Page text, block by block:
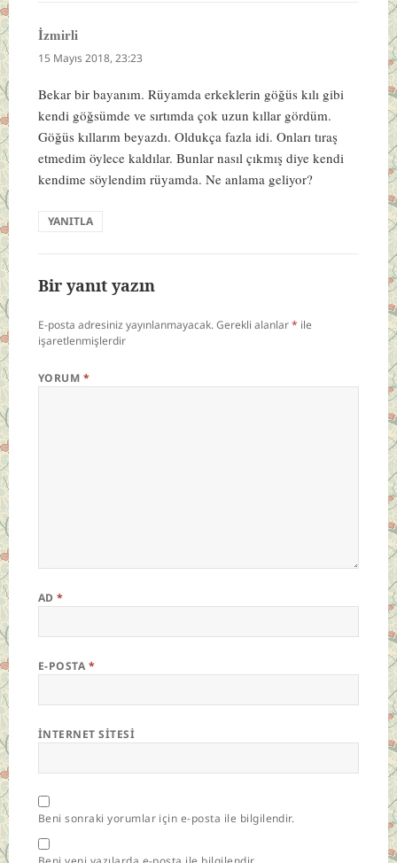
İzmirlidedi
ki:
15 Mayıs 2018, 23:23
Bekar bir bayanım. Rüyamda erkeklerin göğüs kılı gibi
kendi göğsümde ve sırtımda çok uzun kıllar gördüm.
Göğüs kıllarım beyazdı. Oldukça fazla idi. Onları tıraş
etmedim öylece kaldılar. Bunlar nasıl çıkmış diye kendi
kendime söylendim rüyamda. Ne anlama geliyor?
YANITLA
Bir yanıt yazın
E-posta adresiniz yayınlanmayacak.Gerekli alanlar* ile
işaretlenmişlerdir
YORUM *
AD*
E-POSTA *
İNTERNET SITESI
Beni sonraki yorumlar için e-posta ile bilgilendir.